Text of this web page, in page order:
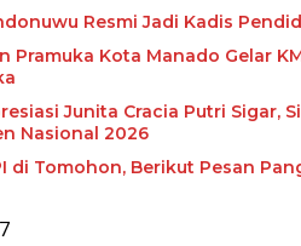
Resmi Jadi Kadis
Pramuka Kota Manado Gelar
Junita Cracia Putri Sigar,
Nasional 2026
di Tomohon, Berikut Pesan